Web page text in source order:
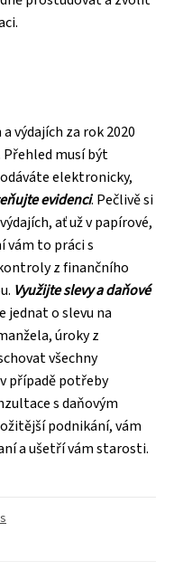
výdajích za rok 2020
musí být
elektronicky,
evidenci. Pečlivě si
ať už v papírové,
vám to práci s
z finančního
Využijte slevy a daňové
jednat o slevu na
úroky z
všechny
případě potřeby
s daňovým
podnikání, vám
a ušetří vám starosti.